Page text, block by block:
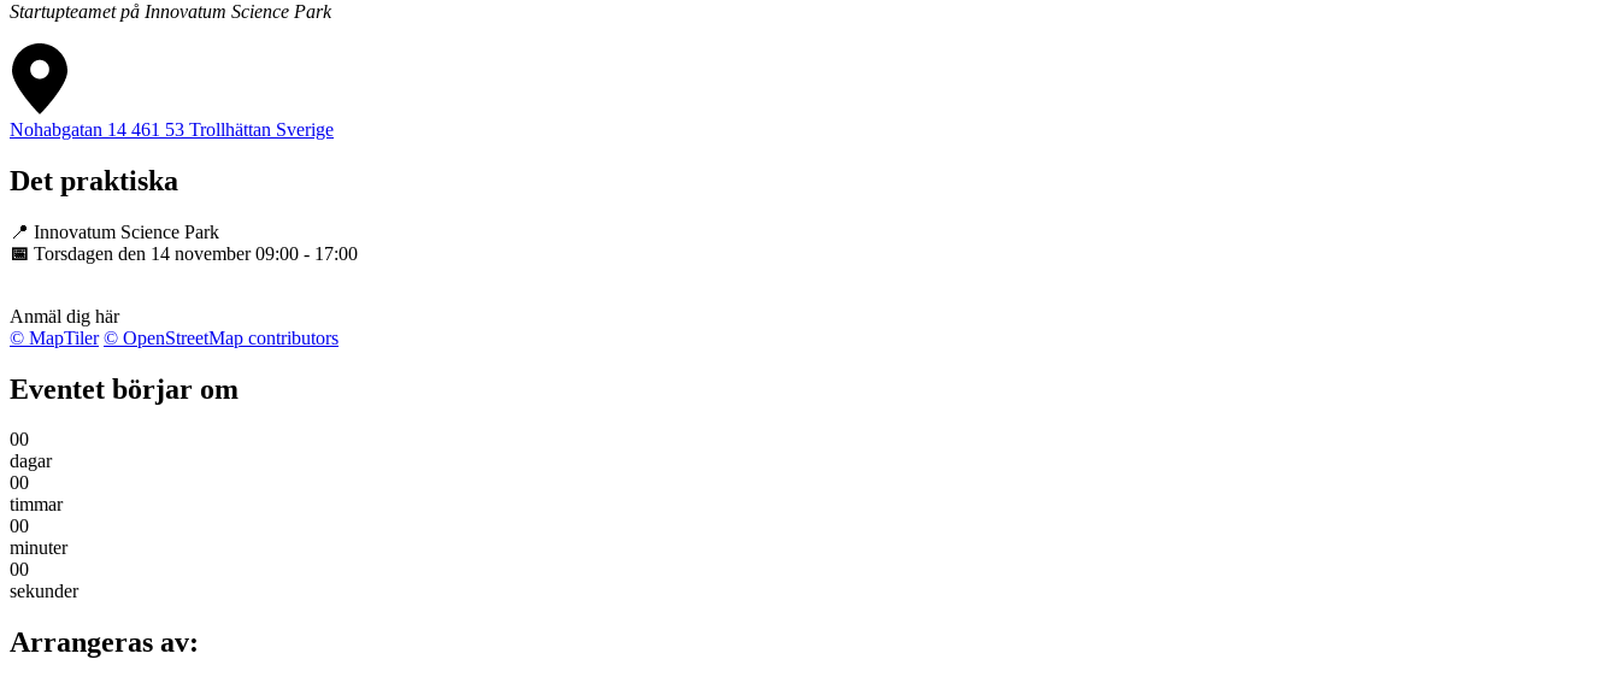
Startupteamet på Innovatum Science Park
Nohabgatan 14 461 53 Trollhättan Sverige
Det praktiska
📍 Innovatum Science Park
📅 Torsdagen den 14 november 09:00 - 17:00
Anmäl dig här
© MapTiler © OpenStreetMap contributors
Eventet börjar om
00
dagar
00
timmar
00
minuter
00
sekunder
Arrangeras av: